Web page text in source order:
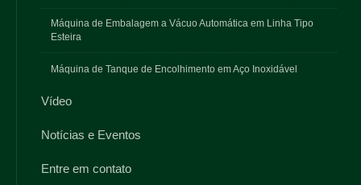
Máquina de Embalagem a Vácuo Automática em Linha Tipo
Esteira
Máquina de Tanque de Encolhimento em Aço Inoxidável
Vídeo
Notícias e Eventos
Entre em contato